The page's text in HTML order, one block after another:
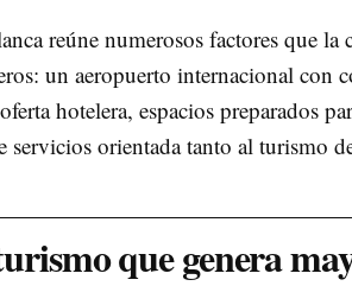
reúne numerosos factores que
un aeropuerto internacional con
hotelera, espacios preparados
servicios orientada tanto al turismo
que genera